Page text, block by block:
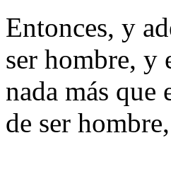
Entonces, y
ser hombre, y
nada más que
de ser